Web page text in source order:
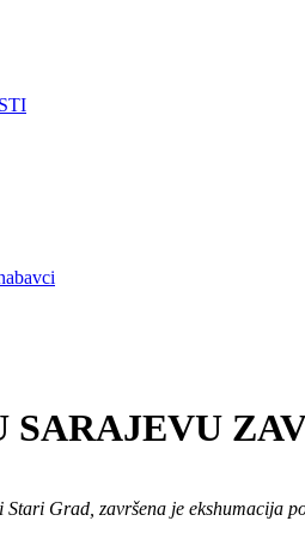
SARAJEVU
Grad, završena je ekshumacija